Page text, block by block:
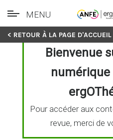
Skip
MENU
< RETOUR À LA PAGE D'ACCUEIL
Bienvenue
numérique
Pour accéder aux
revue, merci de